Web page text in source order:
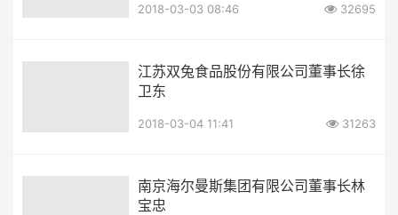
2018-03-03 08:46 32695
江苏双兔食品股份有限公司董事长徐
卫东
2018-03-04 11:41 31263
南京海尔曼斯集团有限公司董事长林
宝忠